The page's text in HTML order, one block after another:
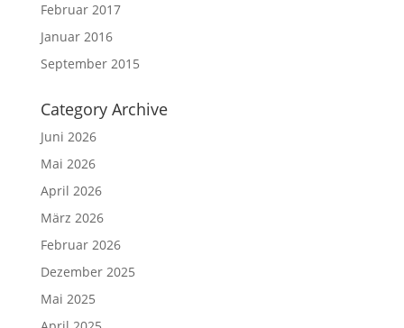
Februar 2017
Januar 2016
September 2015
Category Archive
Juni 2026
Mai 2026
April 2026
März 2026
Februar 2026
Dezember 2025
Mai 2025